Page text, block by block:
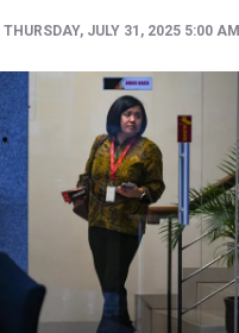
THURSDAY, JULY 31, 2025 5:00 AM